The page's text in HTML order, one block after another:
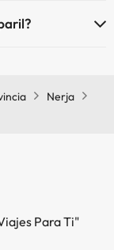
Nerja
Para Ti"